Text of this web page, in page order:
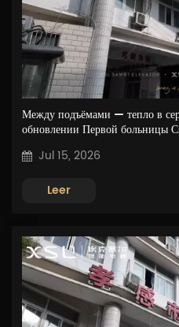
Между подъёмами — тепло в
обновлении Первой больницы
Jul 15, 2026
Leer